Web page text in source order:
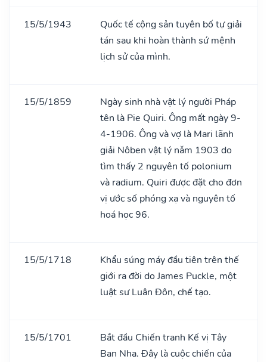
15/5/1943
Quốc tế cộng sản tuyên bố tự giải
tán sau khi hoàn thành sứ mệnh
lịch sử của mình.
15/5/1859
Ngày sinh nhà vật lý người Pháp
tên là Pie Quiri. Ông mất ngày 9-
4-1906. Ông và vợ là Mari lãnh
giải Nôben vật lý nǎm 1903 do
tìm thấy 2 nguyên tố polonium
và radium. Quiri được đặt cho đơn
vị ước số phóng xạ và nguyên tố
hoá học 96.
15/5/1718
Khẩu súng máy đầu tiên trên thế
giới ra đời do James Puckle, một
luật sư Luân Đôn, chế tạo.
15/5/1701
Bắt đầu Chiến tranh Kế vị Tây
Ban Nha. Đây là cuộc chiến của